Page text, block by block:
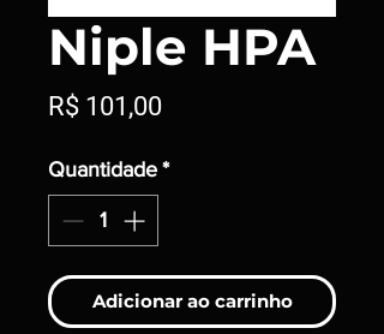
Niple HPA
R$ 101,00Preço
Quantidade *
Adicionar ao carrinho